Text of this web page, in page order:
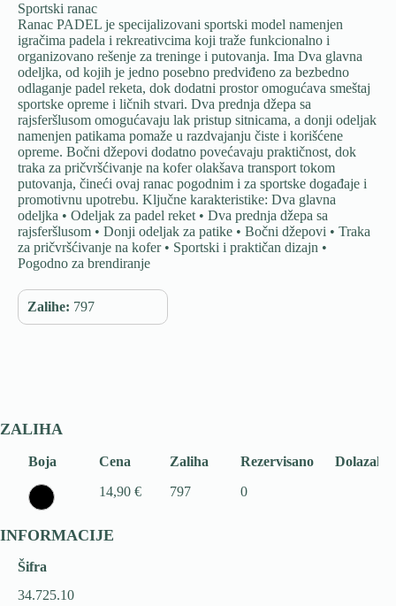
Sportski ranac
Ranac PADEL je specijalizovani sportski model namenjen
igračima padela i rekreativcima koji traže funkcionalno i
organizovano rešenje za treninge i putovanja. Ima Dva glavna
odeljka, od kojih je jedno posebno predviđeno za bezbedno
odlaganje padel reketa, dok dodatni prostor omogućava smeštaj
sportske opreme i ličnih stvari. Dva prednja džepa sa
rajsferšlusom omogućavaju lak pristup sitnicama, a donji odeljak
namenjen patikama pomaže u razdvajanju čiste i korišćene
opreme. Bočni džepovi dodatno povećavaju praktičnost, dok
traka za pričvršćivanje na kofer olakšava transport tokom
putovanja, čineći ovaj ranac pogodnim i za sportske događaje i
promotivnu upotrebu. Ključne karakteristike: Dva glavna
odeljka • Odeljak za padel reket • Dva prednja džepa sa
rajsferšlusom • Donji odeljak za patike • Bočni džepovi • Traka
za pričvršćivanje na kofer • Sportski i praktičan dizajn •
Pogodno za brendiranje
Zalihe: 797
ZALIHA
Boja Cena Zaliha Rezervisano
Dolazak
14,90 €
797 0
INFORMACIJE
Šifra
34.725.10